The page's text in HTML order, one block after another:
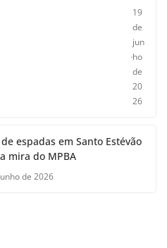
19
de
jun
ho
de
20
26
espadas em Santo Estévão
mira do MPBA
de 2026